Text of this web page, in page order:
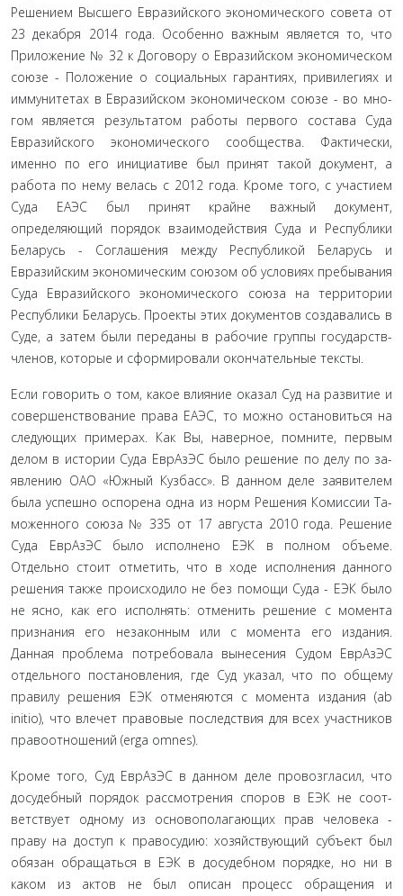
Решением Высшего Евразийского экономического сове­та от
23 декабря 2014 года. Особенно важным является то, что
Приложение № 32 к Договору о Евразийском экономическом
союзе - Положение о социальных гарантиях, привилегиях и
иммунитетах в Евразийском экономическом союзе - во мно­
гом является результатом работы первого состава Суда
Евра­зийского экономического сообщества. Фактически,
именно по его инициативе был принят такой документ, а
работа по нему велась с 2012 года. Кроме того, с участием
Суда ЕАЭС был принят крайне важный документ,
определяющий порядок взаимодействия Суда и Республики
Беларусь - Соглашения между Республикой Беларусь и
Евразийским экономическим союзом об условиях пребывания
Суда Евразийского экономи­ческого союза на территории
Республики Беларусь. Проекты этих документов создавались в
Суде, а затем были переданы в рабочие группы государств-
членов, которые и сформировали окончательные тексты.
Если говорить о том, какое влияние оказал Суд на разви­тие и
совершенствование права ЕАЭС, то можно остановиться на
следующих примерах. Как Вы, наверное, помните, первым
делом в истории Суда ЕврАзЭС было решение по делу по за­
явлению ОАО «Южный Кузбасс». В данном деле заявителем
была успешно оспорена одна из норм Решения Комиссии Та­
моженного союза № 335 от 17 августа 2010 года. Решение
Суда ЕврАзЭС было исполнено ЕЭК в полном объеме.
Отдельно стоит отметить, что в ходе исполнения данного
решения также происходило не без помощи Суда - ЕЭК было
не ясно, как его исполнять: отменить решение с момента
признания его неза­конным или с момента его издания.
Данная проблема потре­бовала вынесения Судом ЕврАзЭС
отдельного постановления, где Суд указал, что по общему
правилу решения ЕЭК отме­няются с момента издания (ab
initio), что влечет правовые по­следствия для всех участников
правоотношений (erga omnes).
Кроме того, Суд ЕврАзЭС в данном деле провозгласил, что
досудебный порядок рассмотрения споров в ЕЭК не соот­
ветствует одному из основополагающих прав человека -
праву на доступ к правосудию: хозяйствующий субъект был
обязан обращаться в ЕЭК в досудебном порядке, но ни в
каком из актов не был описан процесс обращения и